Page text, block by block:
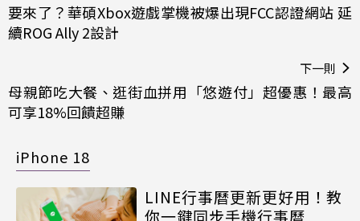
要來了？華碩Xbox遊戲掌機被爆出現FCC認證網站 延
續ROG Ally 2設計
下一則
母親節吃大餐、逛街血拼用「悠遊付」超優惠！最高
可享18%回饋超賺
iPhone 18
LINE行事曆更新更好用！教
你一鍵同步手機行事曆